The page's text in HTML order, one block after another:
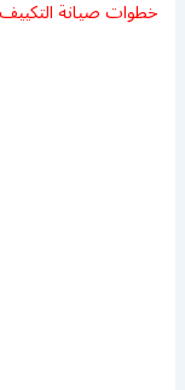
خطوات صيانة التكييف